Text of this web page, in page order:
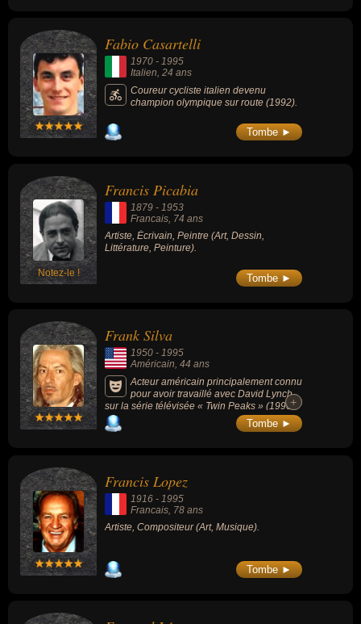
Fabio Casartelli
1970 - 1995
Italien, 24 ans
Coureur cycliste italien devenu
champion olympique sur route (1992).
Tombe ►
Notez-le !
Francis Picabia
1879 - 1953
Francais, 74 ans
Artiste, Écrivain, Peintre (Art, Dessin,
Littérature, Peinture).
Tombe ►
Frank Silva
1950 - 1995
Américain, 44 ans
Acteur américain principalement connu
pour avoir travaillé avec David Lynch
sur la série télévisée « Twin Peaks » (1990-
1992) en jouant le rôle de Bob.
+
+
Tombe ►
Francis Lopez
1916 - 1995
Francais, 78 ans
Artiste, Compositeur (Art, Musique).
Tombe ►